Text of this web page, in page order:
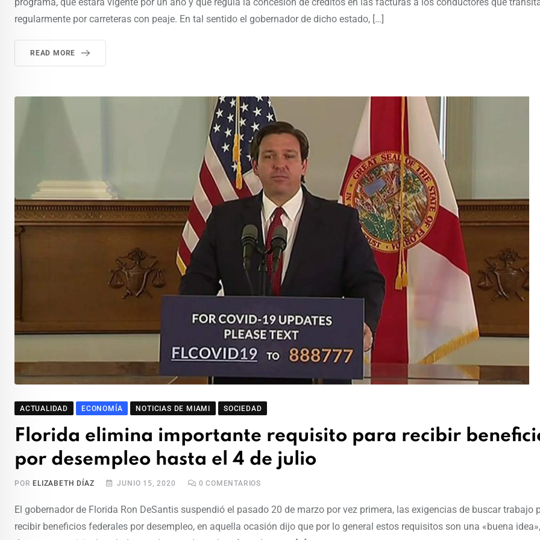
programa, que estará vigente por un año y que regula la concesión de créditos en las facturas a los conductores que
regularmente por carreteras con peaje. En tal sentido el gobernador de dicho estado, […]
READ MORE
ACTUALIDAD ECONOMÍA NOTICIAS DE MIAMI SOCIEDAD
Florida elimina importante requisito para recibir
por desempleo hasta el 4 de julio
POR ELIZABETH DÍAZ JUNIO 15, 2020 0 COMENTARIOS
El gobernador de Florida Ron DeSantis suspendió el pasado 20 de marzo por vez primera, las exigencias de buscar trabajo
recibir beneficios federales por desempleo, en aquella ocasión dijo que por lo general estos requisitos son una «buena